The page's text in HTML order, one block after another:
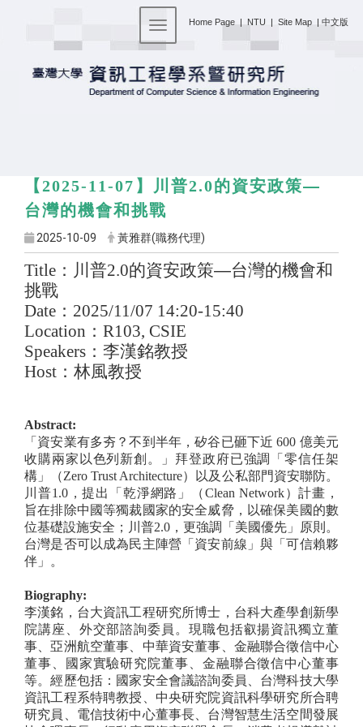
Home Page | NTU | Site Map | 中文版
Toggle navigation
【2025-11-07】 川普2.0的資安政策—
台灣的機會和挑戰
2025-10-09 黃雅群(職務代理)
Title ：川普2.0的資安政策—台灣的機會和
挑戰
Date ： 2025/11/07 14:20-15:40
Location ： R103, CSIE
Speakers ：李漢銘教授
Host ：林風教授
Abstract:
「資安業有多夯？不到半年，矽谷已砸下近600 億美元
收購兩家以色列新創。」拜登政府已強調「零信任架
構」
（Zero Trust Architecture）
以及公私部門資安聯防。
川普1.0，提出「乾淨網路」 （Clean Network）計畫，
旨在排除中國等獨裁國家的安全威脅，以確保美國的數
位基礎設施安全；川普2.0 ，更強調「美國優先」原則。
台灣是否可以成為民主陣營「資安前線」與「可信賴夥
伴」。
Biography:
李漢銘，台大資訊工程研究所博士，台科大產學創新學
院講座、外交部諮詢委員。現職包括叡揚資訊獨立董
事、亞洲航空董事、中華資安董事、金融聯合徵信中心
董事、國家實驗研究院董事、金融聯合徵信中心董事
等。經歷包括：國家安全會議諮詢委員、台灣科技大學
資訊工程系特聘教授、中央研究院資訊科學研究所合聘
研究員、電信技術中心董事長、台灣智慧生活空間發展